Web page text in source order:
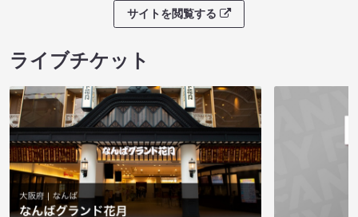
サイトを閲覧する
ライブチケット